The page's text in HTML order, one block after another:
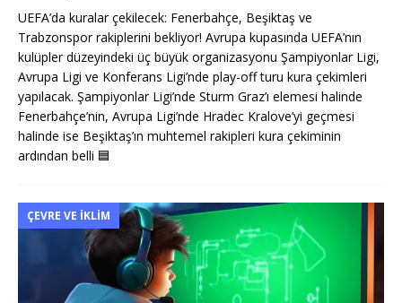
UEFA’da kuralar çekilecek: Fenerbahçe, Beşiktaş ve
Trabzonspor rakiplerini bekliyor! Avrupa kupasında UEFA’nın
kulüpler düzeyindeki üç büyük organizasyonu Şampiyonlar Ligi,
Avrupa Ligi ve Konferans Ligi’nde play-off turu kura çekimleri
yapılacak. Şampiyonlar Ligi’nde Sturm Graz’ı elemesi halinde
Fenerbahçe’nin, Avrupa Ligi’nde Hradec Kralove’yi geçmesi
halinde ise Beşiktaş’ın muhtemel rakipleri kura çekiminin
ardından belli 🟦
ÇEVRE VE İKLIM